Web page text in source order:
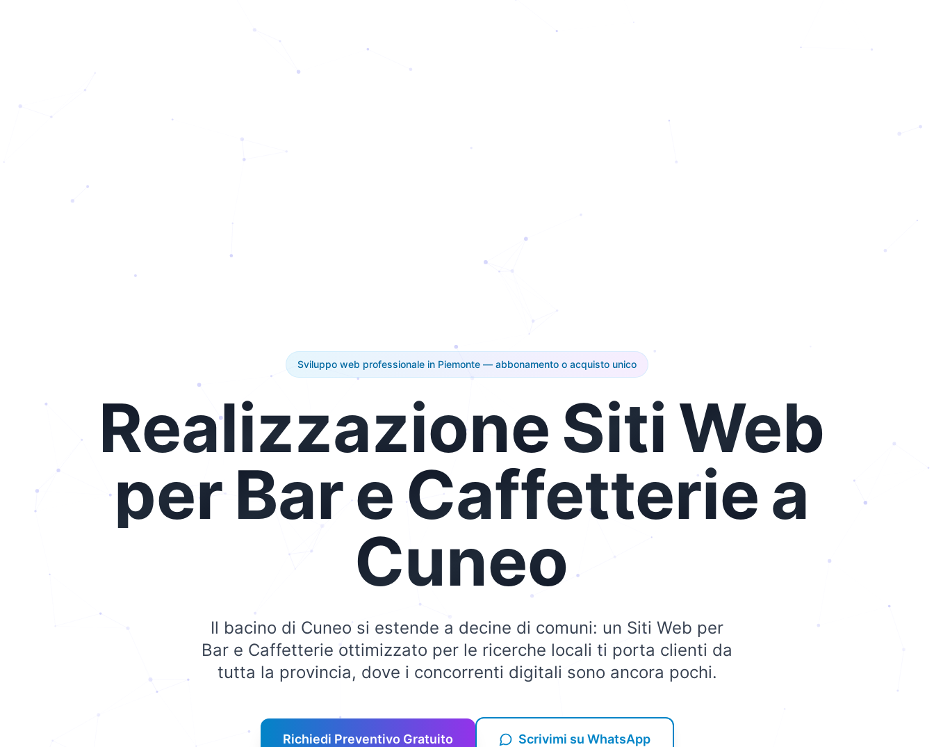
Sviluppo web professionale in Piemonte — abbonamento o acquisto unico
RealizzazioneSitiWeb
perBareCaffetteriea
Cuneo
Il bacino di Cuneo si estende a decine di comuni: un Siti Web per
Bar e Caffetterie ottimizzato per le ricerche locali ti porta clienti da
tutta la provincia, dove i concorrenti digitali sono ancora pochi.
Richiedi Preventivo Gratuito Scrivimi su WhatsApp